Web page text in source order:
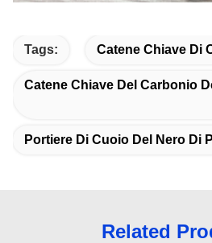
Tags: Catene Chiave Di
Catene Chiave Del Carbonio
Portiere Di Cuoio Del Nero Di
Related